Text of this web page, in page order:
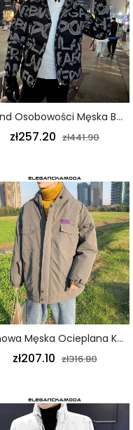
Trend Osobowości Męska Bawełniana Kurtka Z Kapturem Krótka Hip-Hop Czarna
zł257.20 zł441.90
Zimowa Męska Ocieplana Kurtka Outdoorowa Z Długim Kapturem Slim Luźny Szary
zł207.10 zł316.80